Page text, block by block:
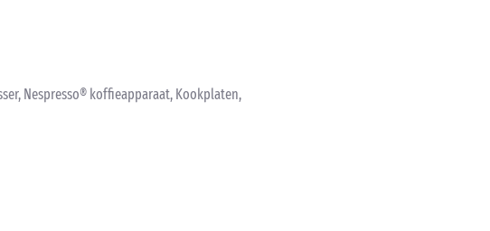
Nespresso® koffieapparaat, Kookplaten,